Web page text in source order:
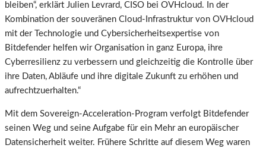
bleiben“, erklärt Julien Levrard, CISO bei OVHcloud. In der
Kombination der souveränen Cloud-Infrastruktur von OVHcloud
mit der Technologie und Cybersicherheitsexpertise von
Bitdefender helfen wir Organisation in ganz Europa, ihre
Cyberresilienz zu verbessern und gleichzeitig die Kontrolle über
ihre Daten, Abläufe und ihre digitale Zukunft zu erhöhen und
aufrechtzuerhalten.“
Mit dem Sovereign-Acceleration-Program verfolgt Bitdefender
seinen Weg und seine Aufgabe für ein Mehr an europäischer
Datensicherheit weiter. Frühere Schritte auf diesem Weg waren